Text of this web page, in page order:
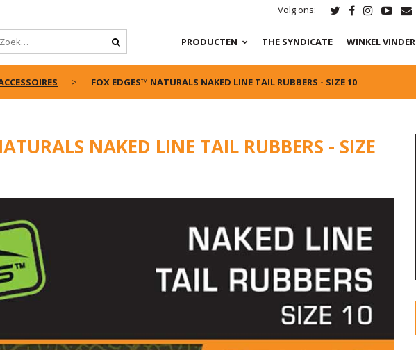
Volg ons:
PRODUCTEN THE SYNDICATE WINKEL VINDER
FOX EDGES™ NATURALS NAKED LINE TAIL RUBBERS - SIZE 10
NAKED LINE TAIL RUBBERS - SIZE